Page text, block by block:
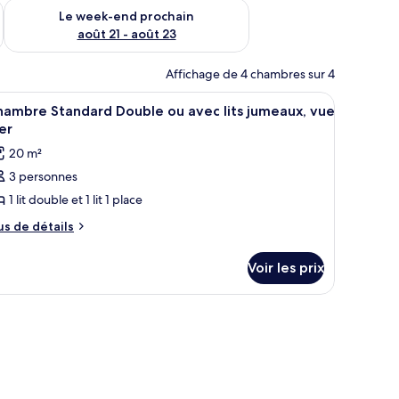
août 14 - août 16
Le week-end prochain
août 21 - août 23
Vérifier la disponibilité pour le week-end prochain août 21 -
Affichage de 4 chambres sur 4
bureau, une télévision, un miroir et une fenêtre avec des rideaux.
Une chambre d’hôtel avec un lit, un
3
Standard Double ou avec lits jumeaux, vue
20 m²
3 personnes
1 lit double et 1 lit 1 place
de détails
Voir les prix